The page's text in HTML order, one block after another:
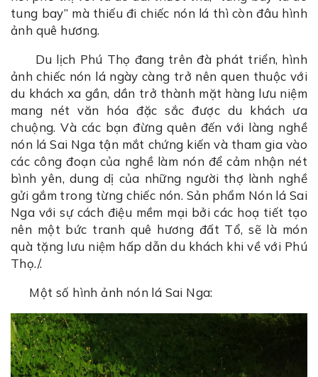
tung bay” mà thiếu đi chiếc nón lá thì còn đâu hình
ảnh quê hương.
Du lịch Phú Thọ đang trên đà phát triển, hình
ảnh chiếc nón lá ngày càng trở nên quen thuộc với
du khách xa gần, dần trở thành mặt hàng lưu niệm
mang nét văn hóa đặc sắc được du khách ưa
chuộng. Và các bạn đừng quên đến với làng nghề
nón lá Sai Nga tận mắt chứng kiến và tham gia vào
các công đoạn của nghề làm nón để cảm nhận nét
bình yên, dung dị của những người thợ lành nghề
gửi gắm trong từng chiếc nón. Sản phẩm Nón lá Sai
Nga với sự cách điệu mềm mại bởi các hoạ tiết tạo
nên một bức tranh quê hương đất Tổ, sẽ là món
quà tặng lưu niệm hấp dẫn du khách khi về với Phú
Thọ./.
Một số hình ảnh nón lá Sai Nga: